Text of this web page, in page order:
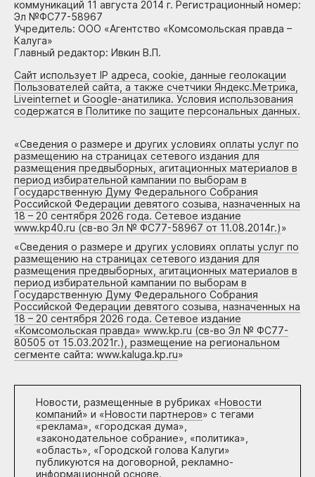
коммуникаций 11 августа 2014 г. Регистрационный номер:
Эл №ФС77-58967
Учредитель: ООО «Агентство «Комсомольская правда –
Калуга»
Главный редактор: Ивкин В.П.
Сайт использует IP адреса, cookie, данные геолокации
Пользователей сайта, а также счетчики Яндекс.Метрика,
Liveinternet и Google-анатилика. Условия использования
содержатся в Политике по защите персональных данных.
«Сведения о размере и других условиях оплаты услуг по
размещению на страницах сетевого издания для
размещения предвыборных, агитационных материалов в
период избирательной кампании по выборам в
Государственную Думу Федерального Собрания
Российской Федерации девятого созыва, назначенных на
18 – 20 сентября 2026 года. Сетевое издание
www.kp40.ru (св-во Эл № ФС77-58967 от 11.08.2014г.)»
«Сведения о размере и других условиях оплаты услуг по
размещению на страницах сетевого издания для
размещения предвыборных, агитационных материалов в
период избирательной кампании по выборам в
Государственную Думу Федерального Собрания
Российской Федерации девятого созыва, назначенных на
18 – 20 сентября 2026 года. Сетевое издание
«Комсомольская правда» www.kp.ru (св-во Эл № ФС77-
80505 от 15.03.2021г.), размещение на региональном
сегменте сайта: www.kaluga.kp.ru»
Новости, размещенные в рубриках «Новости
компаний» и «Новости партнеров» с тегами
«реклама», «городская дума»,
«законодательное собрание», «политика»,
«область», «Городской голова Калуги»
публикуются на договорной, рекламно-
информационной основе.